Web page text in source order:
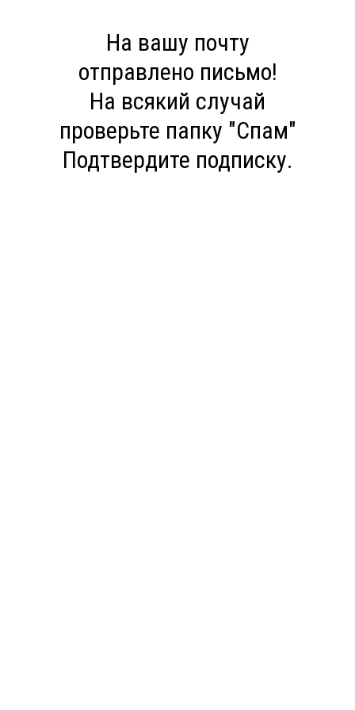
На вашу почту
отправлено письмо!
На всякий случай
проверьте папку "Спам"
Подтвердите подписку.